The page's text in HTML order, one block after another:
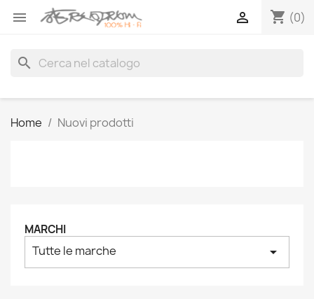
 shopping_cart (0)

search
Home Nuovi prodotti
MARCHI
Tutte le marche arrow_drop_down